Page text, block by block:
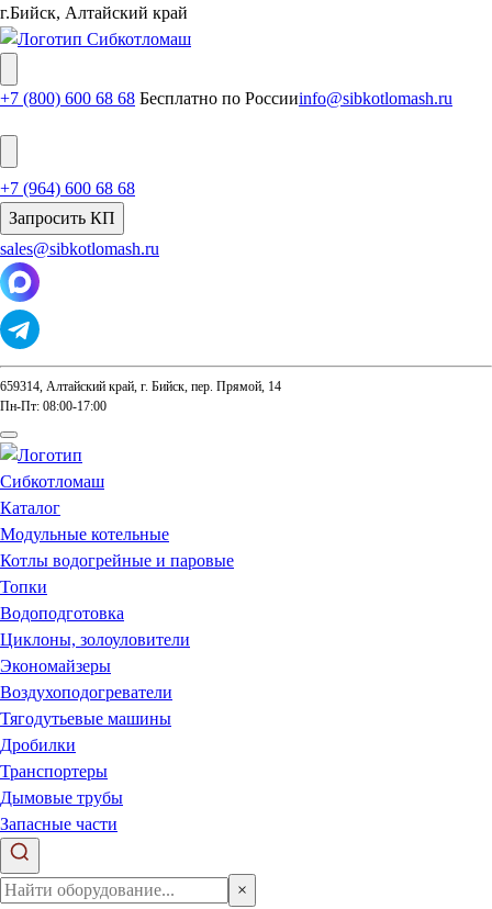
г.Бийск, Алтайский край
+7 (800) 600 68 68 Бесплатно по Россииinfo@sibkotlomash.ru
+7 (964) 600 68 68
Запросить КП
sales@sibkotlomash.ru
659314, Алтайский край, г. Бийск, пер. Прямой, 14
Пн-Пт: 08:00-17:00
Каталог
Модульные котельные
Котлы водогрейные и паровые
Топки
Водоподготовка
Циклоны, золоуловители
Экономайзеры
Воздухоподогреватели
Тягодутьевые машины
Дробилки
Транспортеры
Дымовые трубы
Запасные части
×